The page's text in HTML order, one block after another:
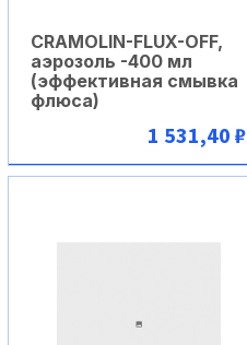
В корзину
CRAMOLIN-FLUX-OFF,
аэрозоль -400 мл
(эффективная смывка
флюса)
1 531,40 ₽